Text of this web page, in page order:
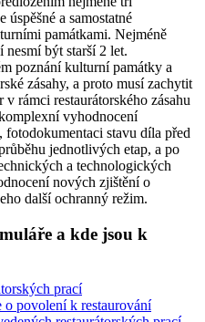
a samostatné
památkami. Nejméně
nesmí být starší 2 let.
poznání kulturní památky a
zásahy, a proto musí zachytit
rámci restaurátorského zásahu
vyhodnocení
stavu díla před
jednotlivých etap, a po
a technologických
nových zjištění o
další ochranný režim.
a kde jsou k
prací
o povolení k restaurování